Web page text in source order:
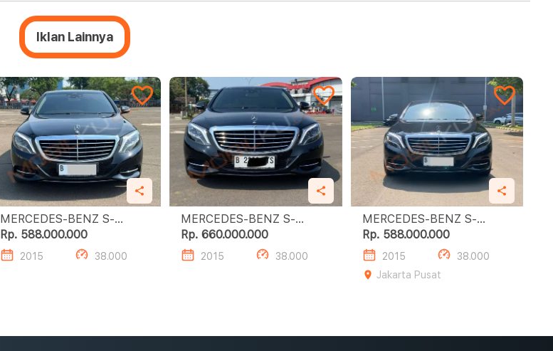
Iklan Lainnya
MERCEDES-BENZ S-
CLASS S400 L
Rp. 588.000.000
2015 38.000
MERCEDES-BENZ S-
CLASS S400 L
Rp. 660.000.000
2015 38.000
MERCEDES-BENZ S-
CLASS S400 L
Rp. 588.000.000
2015
38.000
Jakarta Pusat